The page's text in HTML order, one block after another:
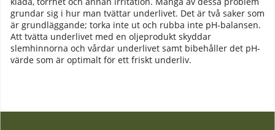
grundar sig i hur man tvättar underlivet. Det är två saker som
är grundläggande; torka inte ut och rubba inte pH-balansen.
Att tvätta underlivet med en oljeprodukt skyddar
slemhinnorna och vårdar underlivet samt bibehåller det pH-
värde som är optimalt för ett friskt underliv.